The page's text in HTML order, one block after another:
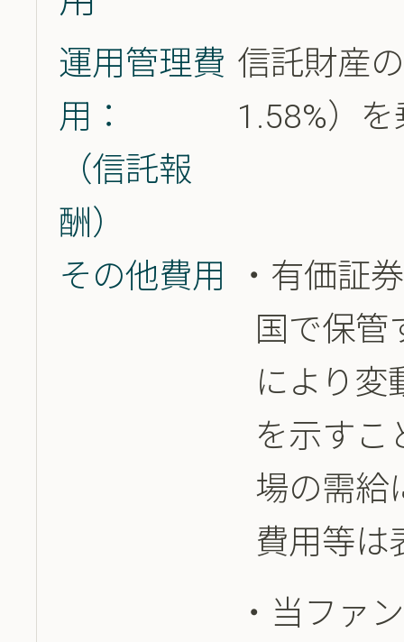
運用管理費
用：
（信託報
酬）
信託財産
1.58%）
その他費用
有価証
国で保管
により変
を示すこ
場の需給
費用等は
当ファ